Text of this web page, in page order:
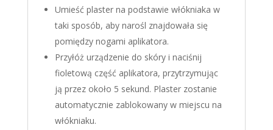
Umieść plaster na podstawie włókniaka w
taki sposób, aby narośl znajdowała się
pomiędzy nogami aplikatora.
Przyłóż urządzenie do skóry i naciśnij
fioletową część aplikatora, przytrzymując
ją przez około 5 sekund. Plaster zostanie
automatycznie zablokowany w miejscu na
włókniaku.